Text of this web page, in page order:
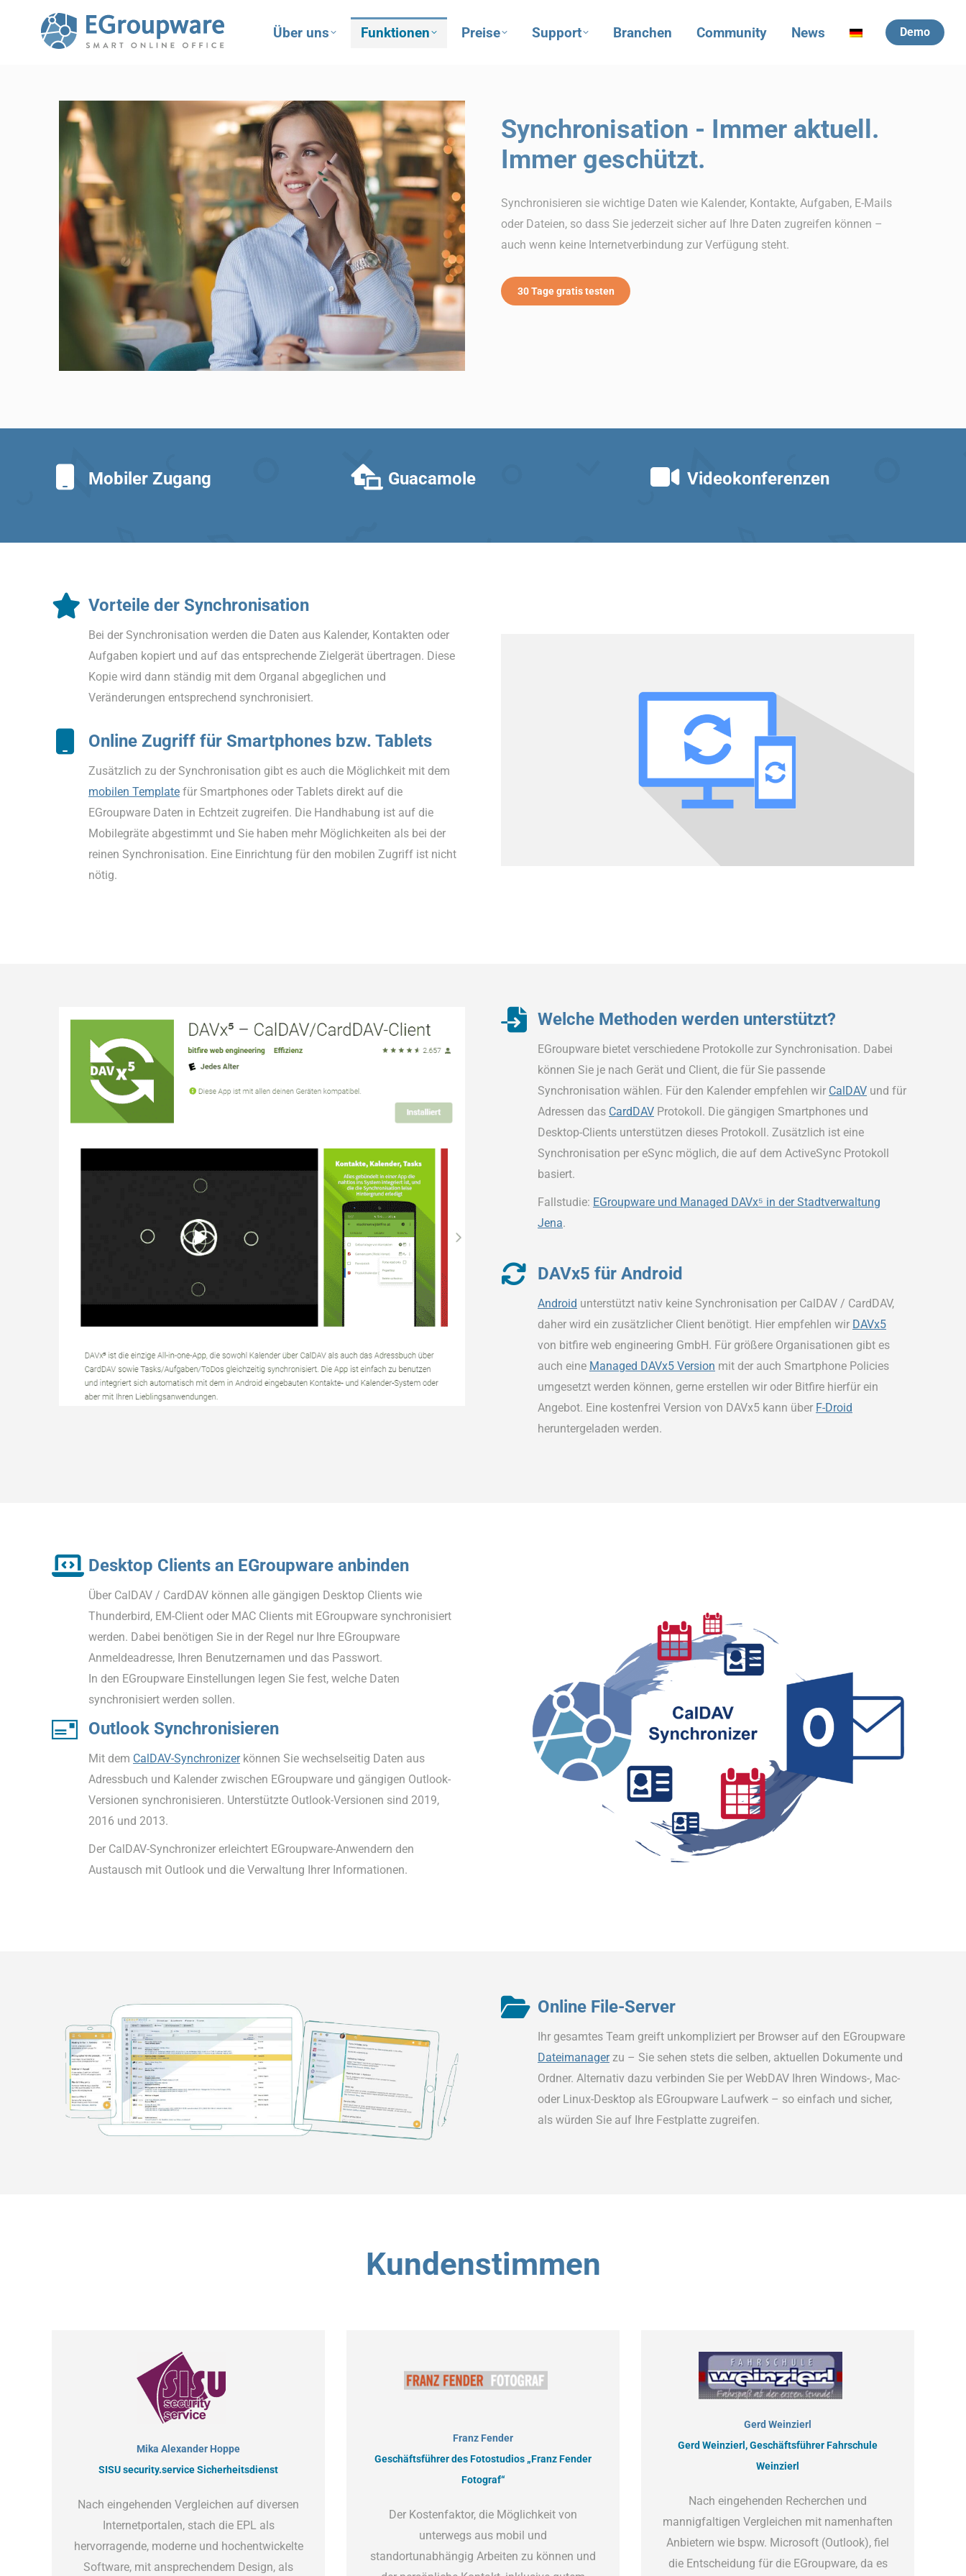
Über uns Funktionen Preise Support Branchen Community News Demo
Synchronisation - Immer aktuell.
Immer geschützt.
Synchronisieren sie wichtige Daten wie Kalender, Kontakte, Aufgaben, E-Mails
oder Dateien, so dass Sie jederzeit sicher auf Ihre Daten zugreifen können –
auch wenn keine Internetverbindung zur Verfügung steht.
30 Tage gratis testen
Mobiler Zugang Guacamole Videokonferenzen
Vorteile der Synchronisation
Bei der Synchronisation werden die Daten aus Kalender, Kontakten oder
Aufgaben kopiert und auf das entsprechende Zielgerät übertragen. Diese
Kopie wird dann ständig mit dem Organal abgeglichen und
Veränderungen entsprechend synchronisiert.
Online Zugriff für Smartphones bzw. Tablets
Zusätzlich zu der Synchronisation gibt es auch die Möglichkeit mit dem
mobilen Template für Smartphones oder Tablets direkt auf die
EGroupware Daten in Echtzeit zugreifen. Die Handhabung ist auf die
Mobilegräte abgestimmt und Sie haben mehr Möglichkeiten als bei der
reinen Synchronisation. Eine Einrichtung für den mobilen Zugriff ist nicht
nötig.
Welche Methoden werden unterstützt?
EGroupware bietet verschiedene Protokolle zur Synchronisation. Dabei
können Sie je nach Gerät und Client, die für Sie passende
Synchronisation wählen. Für den Kalender empfehlen wir CalDAV und für
Adressen das CardDAV Protokoll. Die gängigen Smartphones und
Desktop-Clients unterstützen dieses Protokoll. Zusätzlich ist eine
Synchronisation per eSync möglich, die auf dem ActiveSync Protokoll
basiert.
Fallstudie: EGroupware und Managed DAVx⁵ in der Stadtverwaltung
Jena.
DAVx5 für Android
Android unterstützt nativ keine Synchronisation per CalDAV / CardDAV,
daher wird ein zusätzlicher Client benötigt. Hier empfehlen wir DAVx5
von bitfire web engineering GmbH. Für größere Organisationen gibt es
auch eine Managed DAVx5 Version mit der auch Smartphone Policies
umgesetzt werden können, gerne erstellen wir oder Bitfire hierfür ein
Angebot. Eine kostenfrei Version von DAVx5 kann über F-Droid
heruntergeladen werden.
Desktop Clients an EGroupware anbinden
Über CalDAV / CardDAV können alle gängigen Desktop Clients wie
Thunderbird, EM-Client oder MAC Clients mit EGroupware synchronisiert
werden. Dabei benötigen Sie in der Regel nur Ihre EGroupware
Anmeldeadresse, Ihren Benutzernamen und das Passwort.
In den EGroupware Einstellungen legen Sie fest, welche Daten
synchronisiert werden sollen.
Outlook Synchronisieren
Mit dem CalDAV-Synchronizerkönnen Sie wechselseitig Daten aus
Adressbuch und Kalender zwischen EGroupware und gängigen Outlook-
Versionen synchronisieren. Unterstützte Outlook-Versionen sind 2019,
2016 und 2013.
Der CalDAV-Synchronizer erleichtert EGroupware-Anwendern den
Austausch mit Outlook und die Verwaltung Ihrer Informationen.
Online File-Server
Ihr gesamtes Team greift unkompliziert per Browser auf den EGroupware
Dateimanagerzu – Sie sehen stets die selben, aktuellen Dokumente und
Ordner. Alternativ dazu verbinden Sie per WebDAV Ihren Windows-, Mac-
oder Linux-Desktop als EGroupware Laufwerk – so einfach und sicher,
als würden Sie auf Ihre Festplatte zugreifen.
Kundenstimmen
Mika Alexander Hoppe
SISU security.service Sicherheitsdienst
Nach eingehenden Vergleichen auf diversen
Internetportalen, stach die EPL als
hervorragende, moderne und hochentwickelte
Software, mit ansprechendem Design, als
Franz Fender
Geschäftsführer des Fotostudios „Franz Fender
Fotograf“
Der Kostenfaktor, die Möglichkeit von
unterwegs aus mobil und
standortunabhängig Arbeiten zu können und
Gerd Weinzierl
Gerd Weinzierl, Geschäftsführer Fahrschule
Weinzierl
Nach eingehenden Recherchen und
mannigfaltigen Vergleichen mit namenhaften
Anbietern wie bspw. Microsoft (Outlook), fiel
die Entscheidung für die EGroupware, da es